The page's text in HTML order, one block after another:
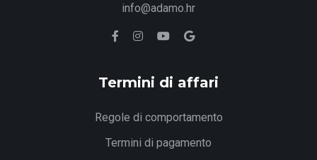
info@adamo.hr
Termini di affari
Regole di comportamento
Termini di pagamento